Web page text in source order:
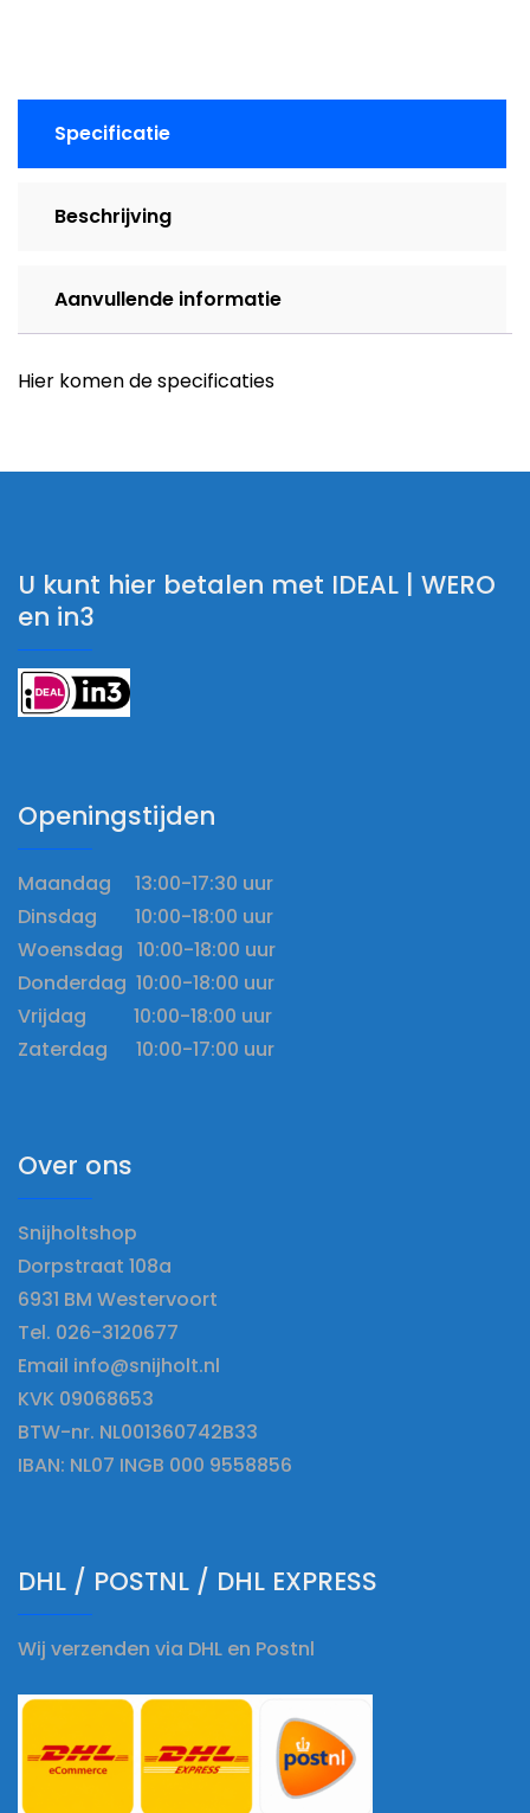
Specificatie
Beschrijving
Aanvullende informatie
Hier komen de specificaties
U kunt hier betalen met IDEAL | WERO
en in3
Openingstijden
Maandag 13:00-17:30 uur
Dinsdag 10:00-18:00 uur
Woensdag 10:00-18:00 uur
Donderdag 10:00-18:00 uur
Vrijdag 10:00-18:00 uur
Zaterdag 10:00-17:00 uur
Over ons
Snijholtshop
Dorpstraat 108a
6931 BM Westervoort
Tel. 026-3120677
Email info@snijholt.nl
KVK 09068653
BTW-nr. NL001360742B33
IBAN: NL07 INGB 000 9558856
DHL / POSTNL / DHL EXPRESS
Wij verzenden via DHL en Postnl